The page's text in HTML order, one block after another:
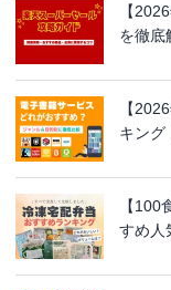
【
を徹底
【
キング
【
すめ人